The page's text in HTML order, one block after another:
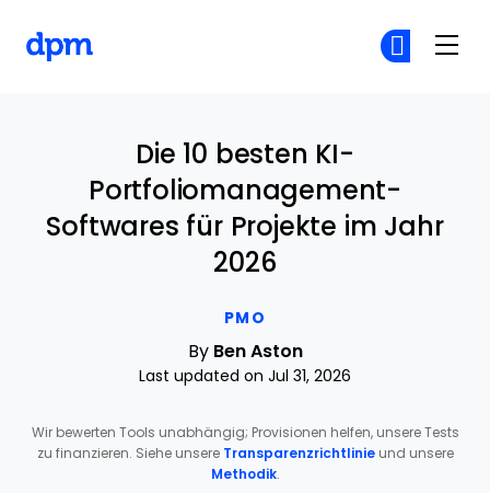
PMO
Die 10 besten KI-
Portfoliomanagement-
Softwares für Projekte im Jahr
2026
By Ben Aston
Last updated on Jul 31, 2026
Wir bewerten Tools unabhängig; Provisionen helfen, unsere Tests
zu finanzieren. Siehe unsere Transparenzrichtlinieund unsere
Methodik.